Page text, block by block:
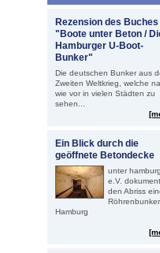
Rezension des Buches
"Boote unter Beton /
Hamburger U-Boot-
Bunker"
Die deutschen Bunker aus
Zweiten Weltkrieg, welche
wie vor in vielen Städten zu
sehen...
Ein Blick durch die
geöffnete Betondecke
unter hamburg
e.V.
den Abriss
Hamburg